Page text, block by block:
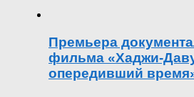
Премьера
фильма «Хаджи-
опередивший